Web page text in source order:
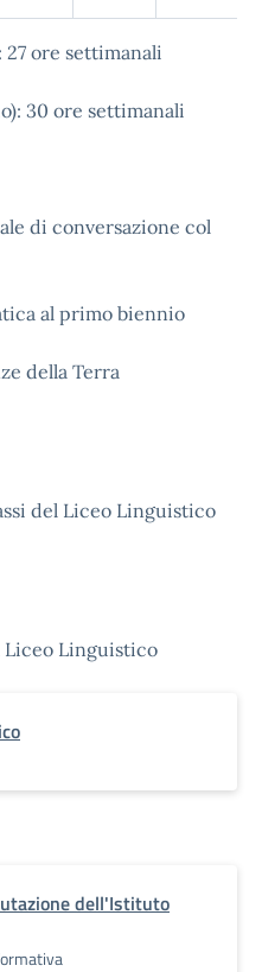
27 ore settimanali
30 ore settimanali
di conversazione col
al primo biennio
della Terra
del Liceo Linguistico
Liceo Linguistico
dell'Istituto